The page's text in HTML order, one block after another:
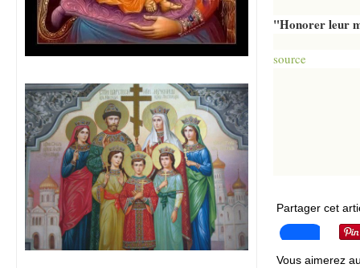
"Honorer leur
source
Partager cet
Vous aimerez